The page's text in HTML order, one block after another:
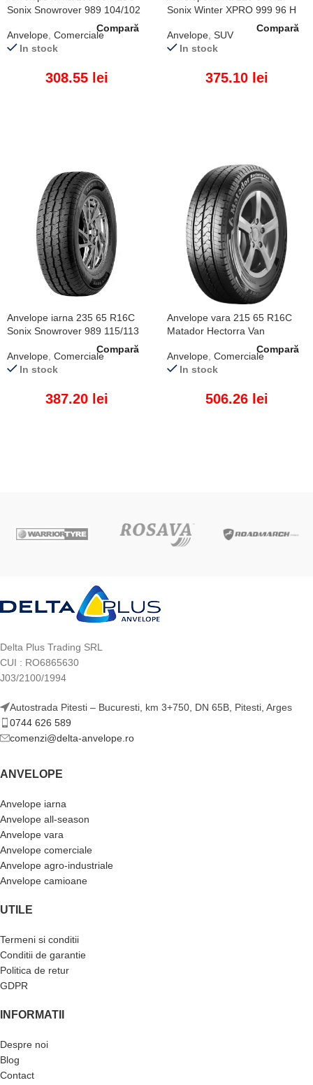
Sonix Snowrover 989 104/102
Anvelope Comerciale
In stock
308.55 lei
Compară
Sonix Winter XPRO 999 96 H
Anvelope SUV
In stock
375.10 lei
Compară
Anvelope iarna 235 65 R16C
Sonix Snowrover 989 115/113
Anvelope Comerciale
In stock
387.20 lei
Compară
Anvelope vara 215 65 R16C
Matador Hectorra Van
Anvelope Comerciale
In stock
506.26 lei
Compară
Delta Plus Trading SRL
CUI : RO6865630
J03/2100/1994
Autostrada Pitesti – Bucuresti, km 3+750, DN 65B, Pitesti, Arges
0744 626 589
comenzi@delta-anvelope.ro
ANVELOPE
Anvelope iarna
Anvelope all-season
Anvelope vara
Anvelope comerciale
Anvelope agro-industriale
Anvelope camioane
UTILE
Termeni si conditii
Conditii de garantie
Politica de retur
GDPR
INFORMATII
Despre noi
Blog
Contact